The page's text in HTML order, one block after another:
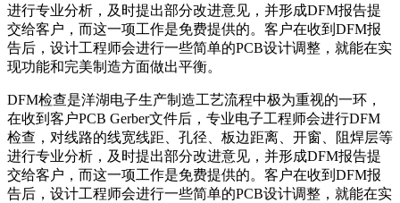
进行专业分析，及时提出部分改进意见，并形成DFM报告提
交给客户，而这一项工作是免费提供的。客户在收到DFM报
告后，设计工程师会进行一些简单的PCB设计调整，就能在实
现功能和完美制造方面做出平衡。
DFM检查是洋湖电子生产制造工艺流程中极为重视的一环，
在收到客户PCB Gerber文件后，专业电子工程师会进行DFM
检查，对线路的线宽线距、孔径、板边距离、开窗、阻焊层等
进行专业分析，及时提出部分改进意见，并形成DFM报告提
交给客户，而这一项工作是免费提供的。客户在收到DFM报
告后，设计工程师会进行一些简单的PCB设计调整，就能在实